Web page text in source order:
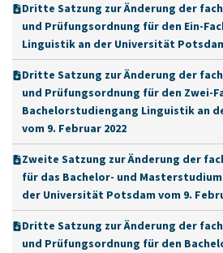
Dritte Satzung zur Änderung der
und Prüfungsordnung für den Ein-
Linguistik an der Universität
Dritte Satzung zur Änderung der
und Prüfungsordnung für den Zwei-
Bachelorstudiengang Linguistik an
vom 9. Februar 2022
Zweite Satzung zur Änderung der
für das Bachelor- und Masterstudium
der Universität Potsdam vom 9.
Dritte Satzung zur Änderung der
und Prüfungsordnung für den